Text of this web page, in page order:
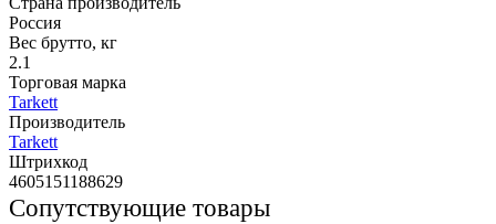
Россия
Вес брутто, кг
2.1
Торговая марка
Tarkett
Производитель
Tarkett
Штрихкод
4605151188629
Сопутствующие товары